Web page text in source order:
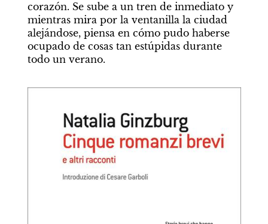
corazón. Se sube a un tren de inmediato y
mientras mira por la ventanilla la ciudad
alejándose, piensa en cómo pudo haberse
ocupado de cosas tan estúpidas durante
todo un verano.